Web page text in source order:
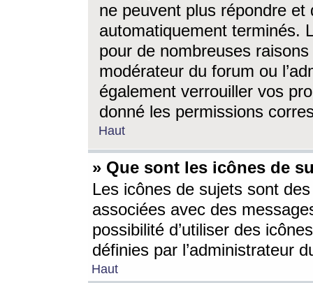
ne peuvent plus répondre
automatiquement terminés.
pour de nombreuses
modérateur du forum ou
également verrouiller vos
donné les permissions
Haut
» Que sont les icônes de
Les icônes de sujets sont
associées avec des
possibilité d’utiliser des
définies par l’administrateur
Haut